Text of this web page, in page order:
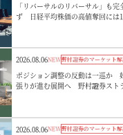
「リバーサルのリバーサル」も完
ず 日経平均株価の高値奪回には
2026.08.06NEW野村證券のマーケット
ポジション調整の反動は一巡か
張りが進む展開へ 野村證券スト
2026.08.06NEW野村證券のマーケット